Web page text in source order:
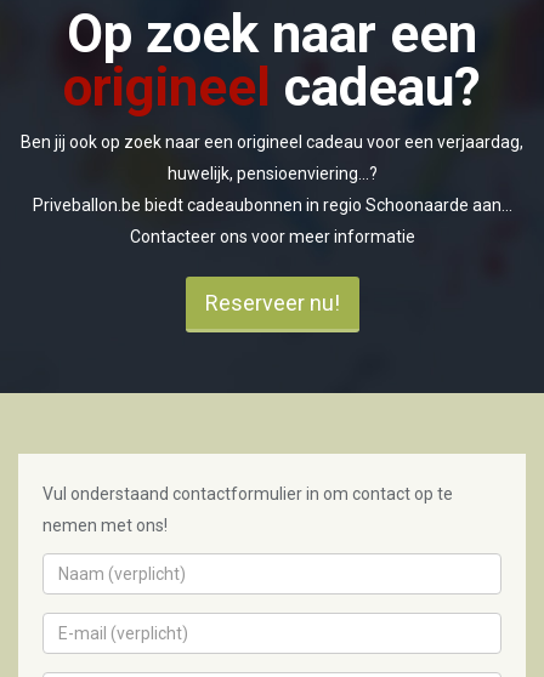
Op zoek naar een
origineel cadeau?
Ben jij ook op zoek naar een origineel cadeau voor een verjaardag,
huwelijk, pensioenviering...?
Priveballon.be biedt cadeaubonnen in regio Schoonaarde aan...
Contacteer ons voor meer informatie
Reserveer nu!
Vul onderstaand contactformulier in om contact op te
nemen met ons!